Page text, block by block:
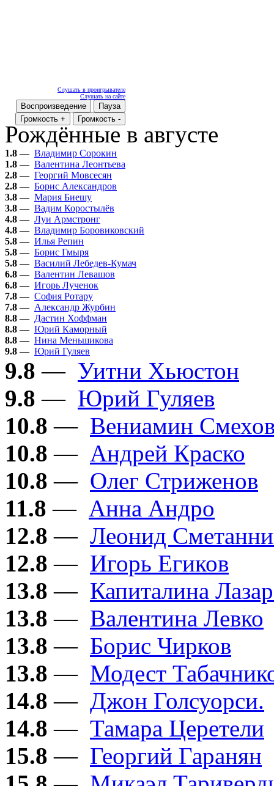
Слушать в проигрывателе
Слушать на сайте
Воспроизведение
Пауза
Громкость +
Громкость -
Рождённые в августе
1.8 — Владимир Сорокин
1.8 — Валентина Леонтьева
2.8 — Георгий Мовсесян
2.8 — Борис Александров
3.8 — Мария Биешу
3.8 — Вадим Коростылёв
4.8 — Луи Армстронг
4.8 — Владимир Боровиковский
5.8 — Илья Репин
5.8 — Борис Гмыря
5.8 — Василий Лебедев-Кумач
6.8 — Валентин Левашов
6.8 — Игорь Лученок
7.8 — София Ротару
7.8 — Александр Журбин
8.8 — Дастин Хоффман
8.8 — Юрий Каморный
8.8 — Нина Меньшикова
9.8 — Юрий Гуляев
9.8 — Уитни Хьюстон
9.8 — Юрий Гуляев
10.8 — Вениамин
10.8 — Андрей Краско
10.8 — Олег Стриженов
11.8 — Анна Андро
12.8 — Леонид
12.8 — Игорь Егиков
13.8 — Капиталина
13.8 — Валентина Левко
13.8 — Борис Чирков
13.8 — Модест
14.8 — Джон Голсуорси.
14.8 — Тамара Церетели
15.8 — Георгий Гаранян